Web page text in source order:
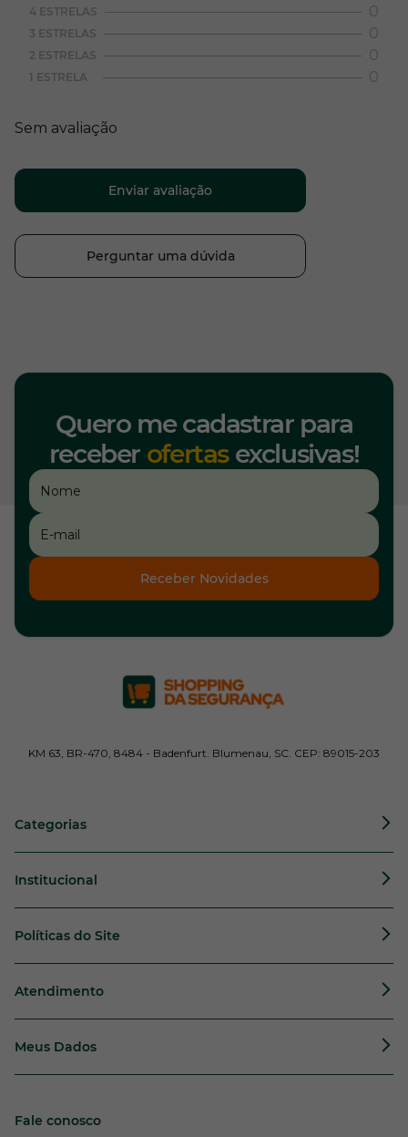
4 ESTRELAS 0
3 ESTRELAS 0
2 ESTRELAS 0
1 ESTRELA 0
Sem avaliação
Enviar avaliação
Perguntar uma dúvida
Quero me cadastrar para
receber ofertasexclusivas!
Receber Novidades
KM 63, BR-470, 8484 - Badenfurt. Blumenau, SC. CEP: 89015-203
Categorias
Institucional
Políticas do Site
Atendimento
Meus Dados
Fale conosco